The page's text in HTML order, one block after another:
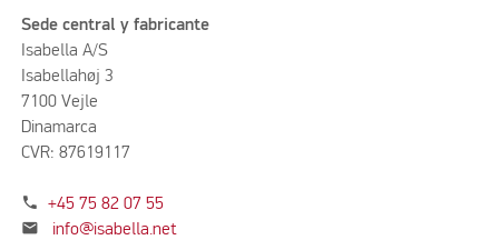
Sede central y fabricante
Isabella A/S
Isabellahøj 3
7100 Vejle
Dinamarca
CVR: 87619117
phone +45 75 82 07 55
mail info@isabella.net